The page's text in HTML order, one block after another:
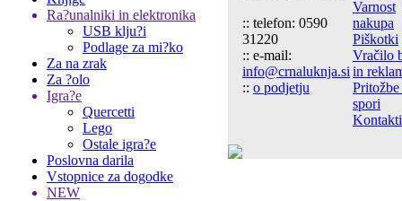
Ra?unalniki in elektronika
USB klju?i
Podlage za mi?ko
Za na zrak
Za ?olo
Igra?e
Quercetti
Lego
Ostale igra?e
Poslovna darila
Vstopnice za dogodke
NEW
:: telefon: 0590
31220
:: e-mail:
info@crnaluknja.si
:: o podjetju
Varnost
nakupa
Piškotki
Vračilo
in
spori
Kontakti